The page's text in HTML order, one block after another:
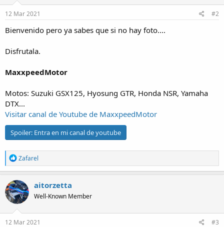
n
s
12 Mar 2021 #2
Bienvenido pero ya sabes que si no hay foto....
Disfrutala.
MaxxpeedMotor
Motos: Suzuki GSX125, Hyosung GTR, Honda NSR, Yamaha
DTX...
Visitar canal de Youtube de MaxxpeedMotor
Spoiler: Entra en mi canal de youtube
R
e
a
c
t
i
o
n
s
Zafarel
aitorzetta
Well-Known Member
12 Mar 2021 #3